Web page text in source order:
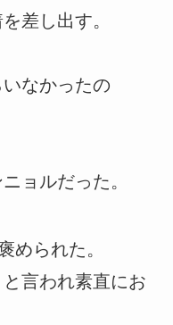
差し出す。
いなかったの
ョルだった。
められた。
言われ素直にお